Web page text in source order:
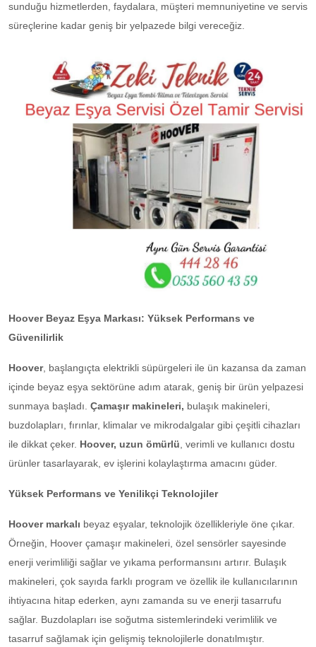
sunduğu hizmetlerden, faydalara, müşteri memnuniyetine ve servis
süreçlerine kadar geniş bir yelpazede bilgi vereceğiz.
Hoover Beyaz Eşya Markası: Yüksek Performans ve
Güvenilirlik
Hoover, başlangıçta elektrikli süpürgeleri ile ün kazansa da zaman
içinde beyaz eşya sektörüne adım atarak, geniş bir ürün yelpazesi
sunmaya başladı. Çamaşır makineleri, bulaşık makineleri,
buzdolapları, fırınlar, klimalar ve mikrodalgalar gibi çeşitli cihazları
ile dikkat çeker. Hoover, uzun ömürlü, verimli ve kullanıcı dostu
ürünler tasarlayarak, ev işlerini kolaylaştırma amacını güder.
Yüksek Performans ve Yenilikçi Teknolojiler
Hoover markalı beyaz eşyalar, teknolojik özellikleriyle öne çıkar.
Örneğin, Hoover çamaşır makineleri, özel sensörler sayesinde
enerji verimliliği sağlar ve yıkama performansını artırır. Bulaşık
makineleri, çok sayıda farklı program ve özellik ile kullanıcılarının
ihtiyacına hitap ederken, aynı zamanda su ve enerji tasarrufu
sağlar. Buzdolapları ise soğutma sistemlerindeki verimlilik ve
tasarruf sağlamak için gelişmiş teknolojilerle donatılmıştır.